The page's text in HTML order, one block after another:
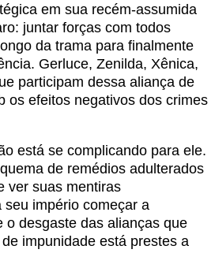
em sua recém-assumida
juntar forças com todos
da trama para finalmente
Gerluce, Zenilda, Xênica,
participam dessa aliança de
os efeitos negativos dos crimes
está se complicando para ele.
de remédios adulterados
ver suas mentiras
império começar a
o desgaste das alianças que
impunidade está prestes a